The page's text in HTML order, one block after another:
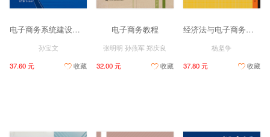
电子商务系统建设与管理（第三版）
孙宝文
37.60 元
收藏
电子商务教程
张明明 孙燕军 郑庆良
32.00 元
收藏
经济法与电子商务法（第二版）
杨坚争
37.80 元
收藏